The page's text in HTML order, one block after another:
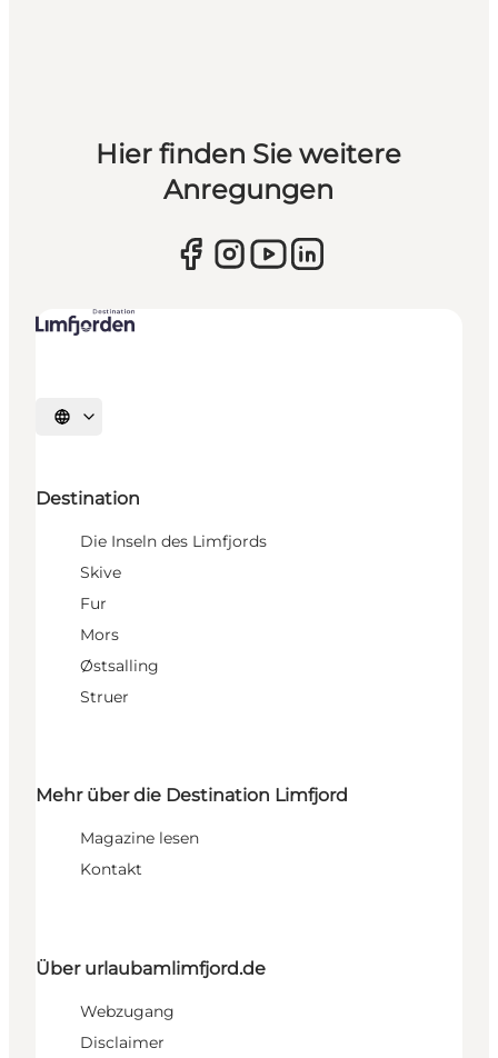
Hier finden Sie weitere
Anregungen
Sprache auswählen
Destination
Die Inseln des Limfjords
Skive
Fur
Mors
Østsalling
Struer
Mehr über die Destination Limfjord
Magazine lesen
Kontakt
Über urlaubamlimfjord.de
Webzugang
Disclaimer